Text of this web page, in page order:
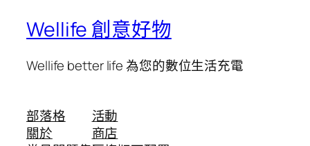
Wellife 創意好物
Wellife better life 為您的數位生活充電
部落格
關於
活動
商店